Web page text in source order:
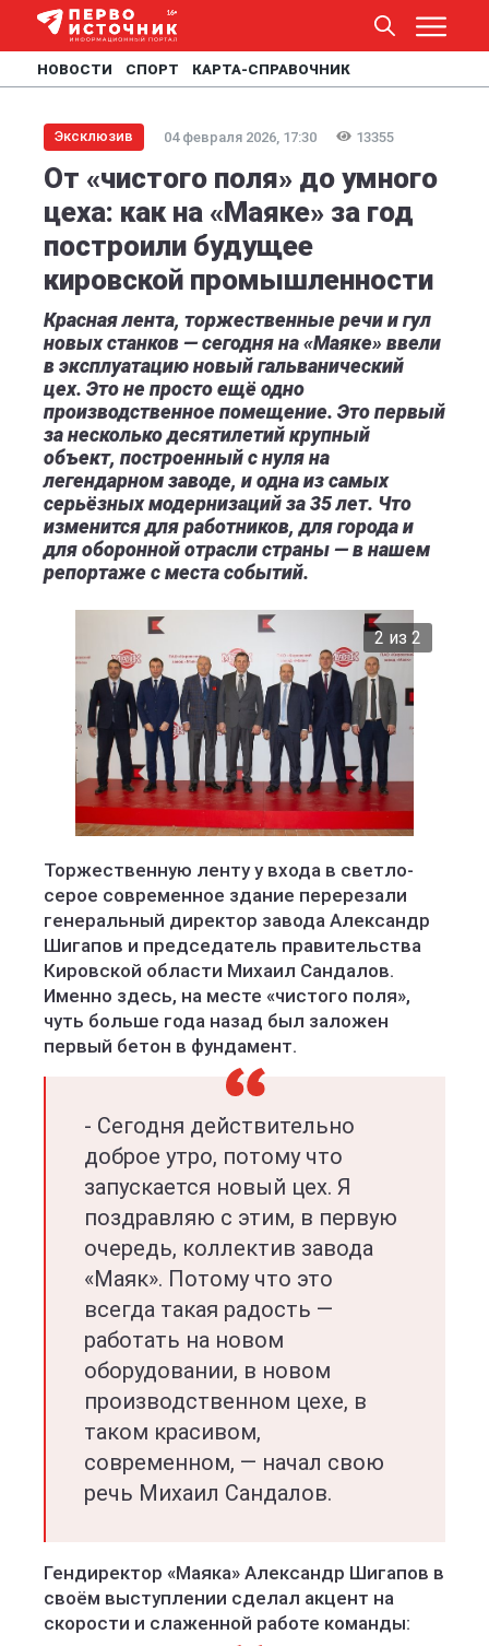
НОВОСТИ СПОРТ КАРТА-СПРАВОЧНИК
Эксклюзив 04 февраля 2026, 17:30 13355
От «чистого поля» до умного
цеха: как на «Маяке» за год
построили будущее
кировской промышленности
Красная лента, торжественные речи и гул
новых станков — сегодня на «Маяке» ввели
в эксплуатацию новый гальванический
цех. Это не просто ещё одно
производственное помещение. Это первый
за несколько десятилетий крупный
объект, построенный с нуля на
легендарном заводе, и одна из самых
серьёзных модернизаций за 35 лет. Что
изменится для работников, для города и
для оборонной отрасли страны — в нашем
репортаже с места событий.
2 из 2
Торжественную ленту у входа в светло-
серое современное здание перерезали
генеральный директор завода Александр
Шигапов и председатель правительства
Кировской области Михаил Сандалов.
Именно здесь, на месте «чистого поля»,
чуть больше года назад был заложен
первый бетон в фундамент.
- Сегодня действительно
доброе утро, потому что
запускается новый цех. Я
поздравляю с этим, в первую
очередь, коллектив завода
«Маяк». Потому что это
всегда такая радость —
работать на новом
оборудовании, в новом
производственном цехе, в
таком красивом,
современном, — начал свою
речь Михаил Сандалов.
Гендиректор «Маяка» Александр Шигапов в
своём выступлении сделал акцент на
скорости и слаженной работе команды: